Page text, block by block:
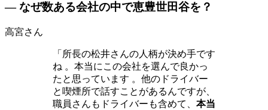
― なぜ数ある会社の中で恵豊世田谷を？
高宮さん
「所長の松井さんの人柄が決め手です
ね 。本当にこの会社を選んで良かっ
たと思っています 。他のドライバー
と喫煙所で話すことがあるんですが、
職員さんもドライバーも含めて、 本当